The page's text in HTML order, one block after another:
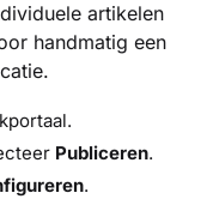
artikelen
handmatig een
Publiceren.
.